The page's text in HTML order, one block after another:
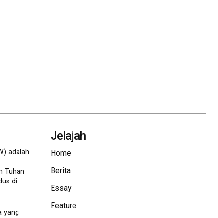
adalah
Tuhan
di
yang
Jelajah
Home
Berita
Essay
Feature